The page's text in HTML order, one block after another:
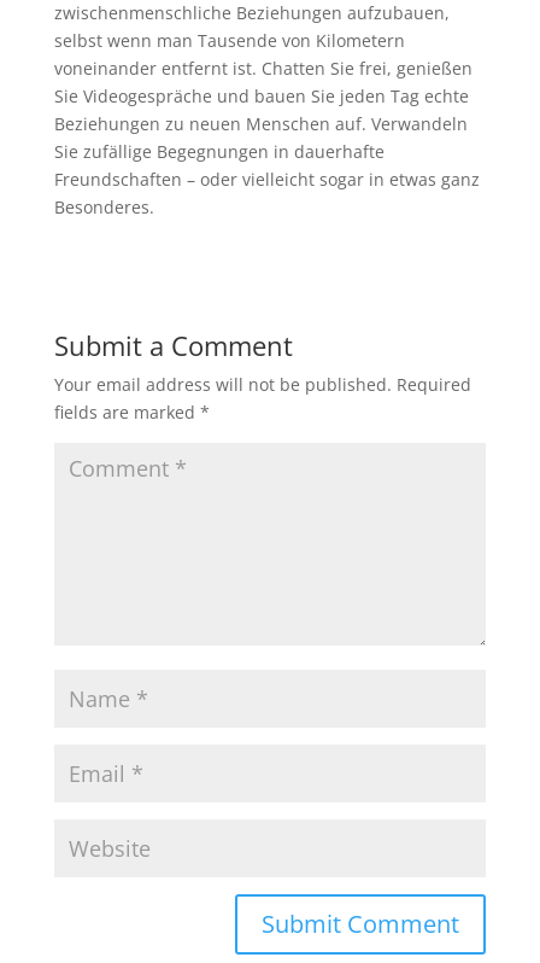
zwischenmenschliche Beziehungen aufzubauen,
selbst wenn man Tausende von Kilometern
voneinander entfernt ist. Chatten Sie frei, genießen
Sie Videogespräche und bauen Sie jeden Tag echte
Beziehungen zu neuen Menschen auf. Verwandeln
Sie zufällige Begegnungen in dauerhafte
Freundschaften – oder vielleicht sogar in etwas ganz
Besonderes.
Submit a Comment
Your email address will not be published. Required
fields are marked *